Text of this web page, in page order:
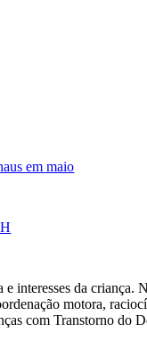
em maio
interesses da
motora,
com Transtorno